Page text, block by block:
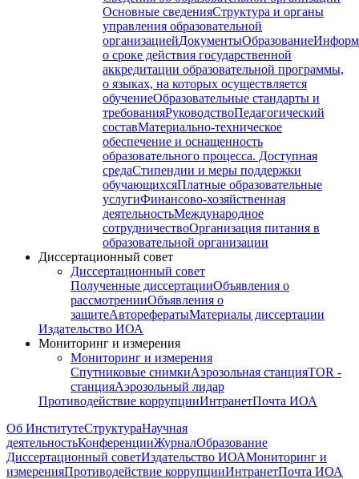
Основные сведенияСтруктура и органы
управления образовательной
организациейДокументыОбразование
о сроке действия государственной
аккредитации образовательной программы,
о языках, на которых осуществляется
обучениеОбразовательные стандарты и
требованияРуководствоПедагогический
составМатериально-техническое
обеспечение и оснащенность
образовательного процесса. Доступная
средаСтипендии и меры поддержки
обучающихсяПлатные образовательные
услугиФинансово-хозяйственная
деятельностьМеждународное
сотрудничествоОрганизация питания в
образовательной организации
Диссертационный совет
Диссертационный совет
Полученные диссертацииОбъявления о
рассмотренииОбъявления о
защитеАвторефератыМатериалы диссертации
Издательство ИОА
Мониторинг и измерения
Мониторинг и измерения
Спутниковые снимкиАэрозольная станцияTOR -
станцияАэрозольный лидар
Противодействие коррупцииИнтранетПочта ИОА
Об ИнститутеСтруктураНаучная
деятельностьКонференцииЖурналОбразование
Диссертационный советИздательство ИОАМониторинг и
измеренияПротиводействие коррупцииИнтранетПочта ИОА